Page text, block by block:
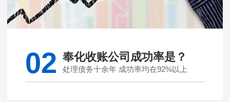
02 奉化收账公司成功率是？
处理债务十余年 成功率均在92%以上